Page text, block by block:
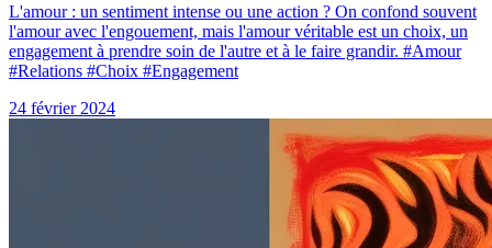
L'amour : un sentiment intense ou une action ? On confond souvent
l'amour avec l'engouement, mais l'amour véritable est un choix, un
engagement à prendre soin de l'autre et à le faire grandir. #Amour
#Relations #Choix #Engagement
24 février 2024